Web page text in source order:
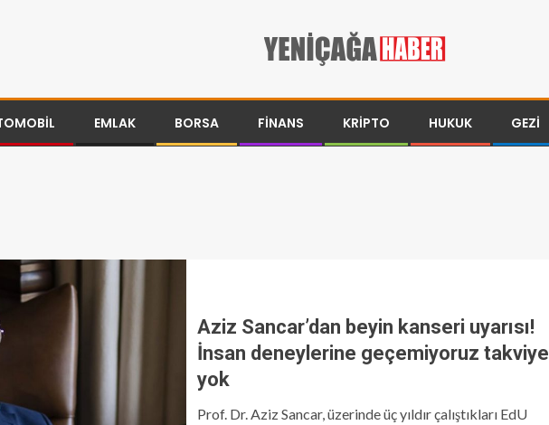
EMLAK BORSA FINANS KRIPTO HUKUK GEZI
Aziz Sancar’dan beyin kanseri uyarısı!
İnsan deneylerine geçemiyoruz takviye
yok
Prof. Dr. Aziz Sancar, üzerinde üç yıldır çalıştıkları EdU